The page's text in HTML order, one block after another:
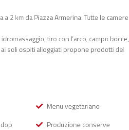
2 km da Piazza Armerina. Tutte le camere
tiro con l’arco, campo bocce,
soli ospiti alloggiati propone prodotti del
Menu vegetariano
Produzione conserve